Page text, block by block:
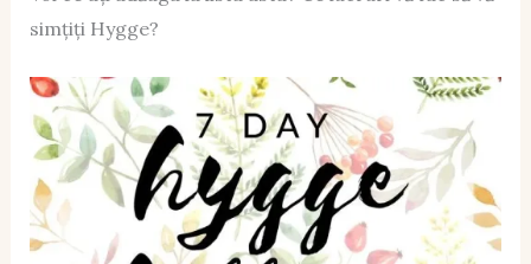
simțiți Hygge?